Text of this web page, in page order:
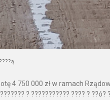
4 750 000 zł w ramach
? ??????????? ???? ? ??ó?